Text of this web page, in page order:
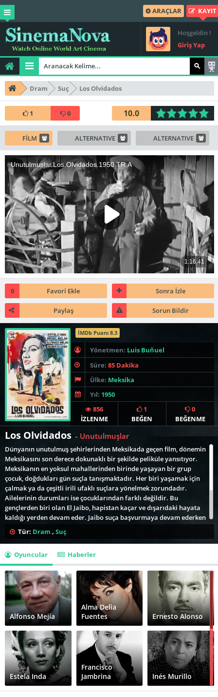
ARAÇLAR KAYIT
Hoşgeldin !
Giriş Yap
Dram Suç Los Olvidados
1 0 10.0
FİLM ALTERNATIVE ALTERNATIVE
0 Favori Ekle Sonra İzle
Paylaş Sorun Bildir
İMDb Puanı 8.3
Yönetmen: Luis Buñuel
Süre: 85 Dakika
Ülke: Meksika
Yıl: 1950
856
İZLENME
1
BEĞEN
0
BEĞENME
Los Olvidados - Unutulmuşlar
Dünyanın unutulmuş şehirlerinden Meksikada geçen film, dönemin
Meksikasını son derece dokunaklı bir şekilde peliküle yansıtıyor.
Meksikanın en yoksul mahallerinden birinde yaşayan bir grup
çocuk, doğdukları gün suçla tanışmaktadır. Her biri yaşamak için
çalmak ya da çeşitli irili ufaklı suçlara yönelmek zorundadır.
Ailelerinin durumları ise çocuklarından farklı değildir. Bu
gençlerden biri olan El Jaibo, hapistan kaçar ve dışarıdaki hayata
kaldığı yerden devam eder. Jaibo suça başvurmaya devam ederken
çevresindekilerin hayatını da onarılması mümkün olamayan
hasarlar verecektir. Usta yönetmen Luis Bunuelin ülkesinden ayrı
kalmak zorunda olduğu dönemlerde yaşadığı Meksikada çektiği
Unultulmuşlar dönemin sosyal yapısı ve ekonomisinin insanlar
üzerindeki etkisini oldukça çarpıcı bir şekilde ele alıyor.
Tür: Dram , Suç
Oyuncular Haberler
Alfonso Mejía
Alma Delia
Fuentes
Ernesto Alonso
Estela Inda
Francisco
Jambrina
Inés Murillo